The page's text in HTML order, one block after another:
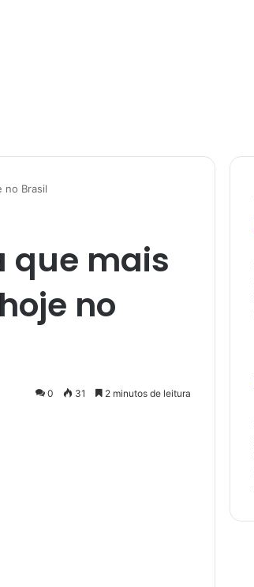
no Brasil
que mais
no
0 31 2 minutos de leitura